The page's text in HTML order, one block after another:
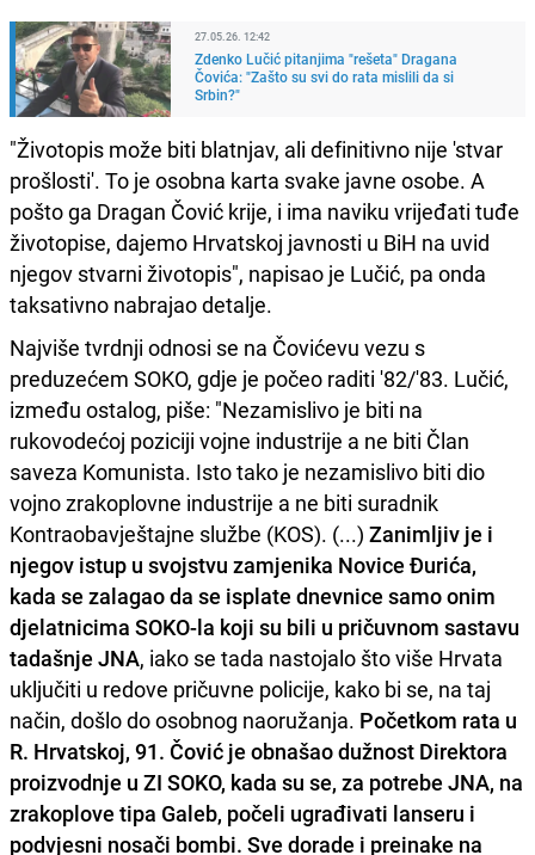
27.05.26. 12:42
Zdenko Lučić pitanjima "rešeta" Dragana
Čovića: "Zašto su svi do rata mislili da si
Srbin?"
"Životopis može biti blatnjav, ali definitivno nije 'stvar
prošlosti'. To je osobna karta svake javne osobe. A
pošto ga Dragan Čović krije, i ima naviku vrijeđati tuđe
životopise, dajemo Hrvatskoj javnosti u BiH na uvid
njegov stvarni životopis", napisao je Lučić, pa onda
taksativno nabrajao detalje.
Najviše tvrdnji odnosi se na Čovićevu vezu s
preduzećem SOKO, gdje je počeo raditi '82/'83. Lučić,
između ostalog, piše: "Nezamislivo je biti na
rukovodećoj poziciji vojne industrije a ne biti Član
saveza Komunista. Isto tako je nezamislivo biti dio
vojno zrakoplovne industrije a ne biti suradnik
Kontraobavještajne službe (KOS). (...) Zanimljiv je i
njegov istup u svojstvu zamjenika Novice Đurića,
kada se zalagao da se isplate dnevnice samo onim
djelatnicima SOKO-la koji su bili u pričuvnom sastavu
tadašnje JNA, iako se tada nastojalo što više Hrvata
uključiti u redove pričuvne policije, kako bi se, na taj
način, došlo do osobnog naoružanja. Početkom rata u
R. Hrvatskoj, 91. Čović je obnašao dužnost Direktora
proizvodnje u ZI SOKO, kada su se, za potrebe JNA, na
zrakoplove tipa Galeb, počeli ugrađivati lanseru i
podvjesni nosači bombi. Sve dorade i preinake na